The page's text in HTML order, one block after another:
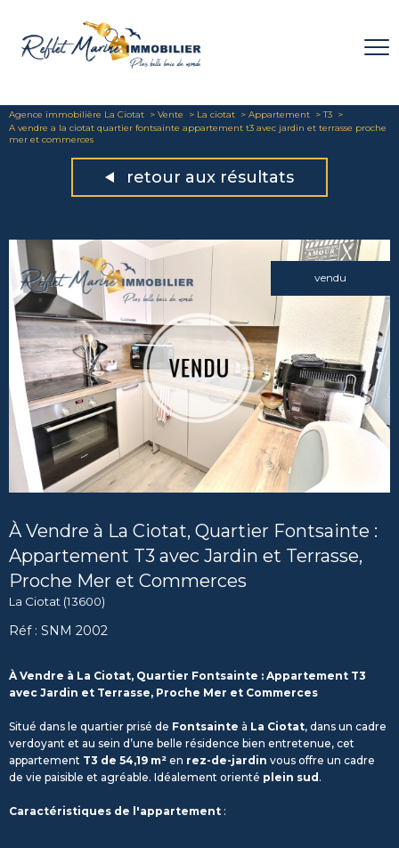
Agence immobilière La Ciotat Vente La ciotat Appartement
T3
A vendre a la ciotat quartier fontsainte appartement t3 avec jardin et terrasse proche
mer et commerces
retour aux résultats
vendu
À Vendre à La Ciotat, Quartier Fontsainte :
Appartement T3 avec Jardin et Terrasse,
Proche Mer et Commerces
La Ciotat (13600)
Réf : SNM 2002
À Vendre à La Ciotat, Quartier Fontsainte : Appartement T3
avec Jardin et Terrasse, Proche Mer et Commerces
Situé dans le quartier prisé de Fontsainte à La Ciotat, dans un cadre
verdoyant et au sein d’une belle résidence bien entretenue, cet
appartement T3 de 54,19 m² en rez-de-jardin vous offre un cadre
de vie paisible et agréable. Idéalement orienté plein sud .
Caractéristiques de l'appartement :